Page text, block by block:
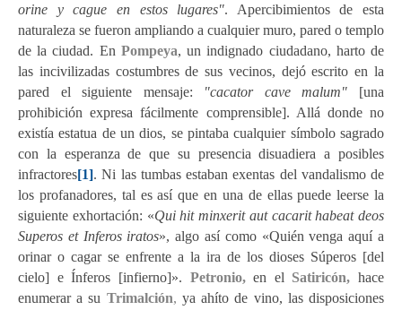
orine y cague en estos lugares". Apercibimientos de esta
naturaleza se fueron ampliando a cualquier muro, pared o templo
de la ciudad. En Pompeya, un indignado ciudadano, harto de
las incivilizadas costumbres de sus vecinos, dejó escrito en la
pared el siguiente mensaje: "cacator cave malum" [una
prohibición expresa fácilmente comprensible]. Allá donde no
existía estatua de un dios, se pintaba cualquier símbolo sagrado
con la esperanza de que su presencia disuadiera a posibles
infractores[1]. Ni las tumbas estaban exentas del vandalismo de
los profanadores, tal es así que en una de ellas puede leerse la
siguiente exhortación: «Qui hit minxerit aut cacarit habeat deos
Superos et Inferos iratos», algo así como «Quién venga aquí a
orinar o cagar se enfrente a la ira de los dioses Súperos [del
cielo] e Ínferos [infierno]». Petronio,en el Satiricón, hace
enumerar a su Trimalción, ya ahíto de vino, las disposiciones